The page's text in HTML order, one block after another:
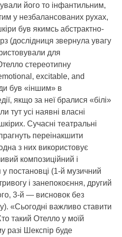
його то інфантильним,
у незбалансованих рухах,
був якимсь абстрактно-
(дослідниця звернула увагу
для
стереотипну
excitable, and
був «іншим» в
якщо за неї бралися «білі»
тут усі наявні власні
Сучасні театральні
переінакшити
з них використовує
композиційний і
постановці (1-й музичний
і занепокоєння, другий
3-й — висновок без
«Сьогодні важливо ставити
такий Отелло у моїй
разі Шекспір буде